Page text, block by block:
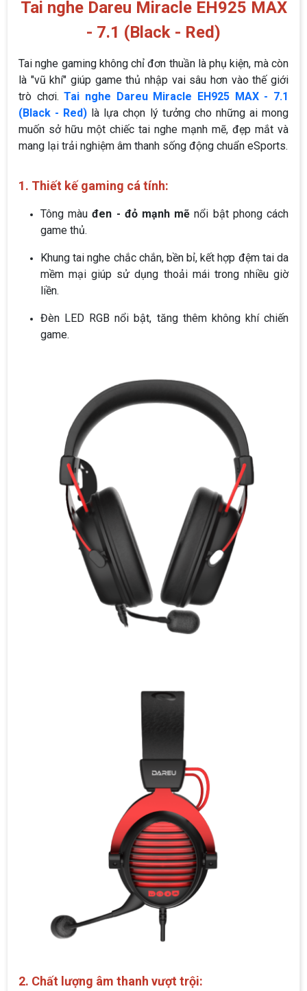
Tai nghe Dareu Miracle EH925 MAX
- 7.1 (Black - Red)
Tai nghe gaming không chỉ đơn thuần là phụ kiện, mà còn
là "vũ khí" giúp game thủ nhập vai sâu hơn vào thế giới
trò chơi.Tai nghe Dareu Miracle EH925 MAX - 7.1
(Black - Red) là lựa chọn lý tưởng cho những ai mong
muốn sở hữu một chiếc tai nghe mạnh mẽ, đẹp mắt và
mang lại trải nghiệm âm thanh sống động chuẩn eSports.
1. Thiết kế gaming cá tính:
Tông màuđen - đỏ mạnh mẽ nổi bật phong cách
game thủ.
Khung tai nghe chắc chắn, bền bỉ, kết hợp đệm tai da
mềm mại giúp sử dụng thoải mái trong nhiều giờ
liền.
Đèn LED RGB nổi bật, tăng thêm không khí chiến
game.
2. Chất lượng âm thanh vượt trội: